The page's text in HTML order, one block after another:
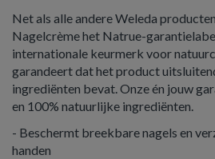
Net als alle andere Weleda
Nagelcrème het Natrue-
internationale keurmerk voor
garandeert dat het product
ingrediënten bevat. Onze én jouw
en 100% natuurlijke ingrediënten.
- Beschermt breekbare nagels en
handen